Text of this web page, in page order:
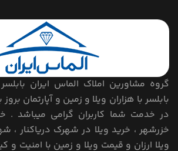
گروه مشاورین املاک الماس ایران
بابلسر با هزاران ویلا و زمین و آپارتمان
در خدمت شما کاربران گرامی میباشد .
خزرشهر ، خرید ویلا در شهرک دریاکنار ،
ویلا ارزان و قیمت ویلا و زمین با امنیت و